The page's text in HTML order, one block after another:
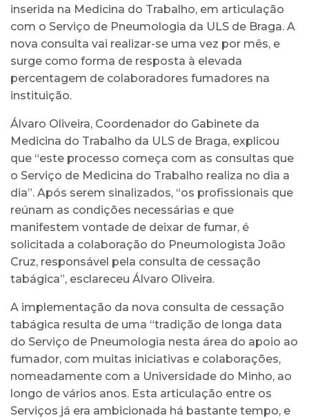
inserida na Medicina do Trabalho, em articulação
com o Serviço de Pneumologia da ULS de Braga. A
nova consulta vai realizar-se uma vez por mês, e
surge como forma de resposta à elevada
percentagem de colaboradores fumadores na
instituição.
Álvaro Oliveira, Coordenador do Gabinete da
Medicina do Trabalho da ULS de Braga, explicou
que “este processo começa com as consultas que
o Serviço de Medicina do Trabalho realiza no dia a
dia”. Após serem sinalizados, “os profissionais que
reúnam as condições necessárias e que
manifestem vontade de deixar de fumar, é
solicitada a colaboração do Pneumologista João
Cruz, responsável pela consulta de cessação
tabágica”, esclareceu Álvaro Oliveira.
A implementação da nova consulta de cessação
tabágica resulta de uma “tradição de longa data
do Serviço de Pneumologia nesta área do apoio ao
fumador, com muitas iniciativas e colaborações,
nomeadamente com a Universidade do Minho, ao
longo de vários anos. Esta articulação entre os
Serviços já era ambicionada há bastante tempo, e